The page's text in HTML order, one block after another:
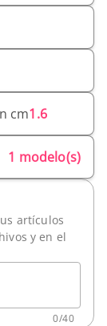
cm1.6
1 modelo(s)
artículos
y en el
0/40